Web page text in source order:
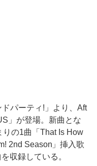
パーティ!」より、Aft
」が登場。新曲とな
の1曲「That Is How
2nd Season」挿入歌
収録している。